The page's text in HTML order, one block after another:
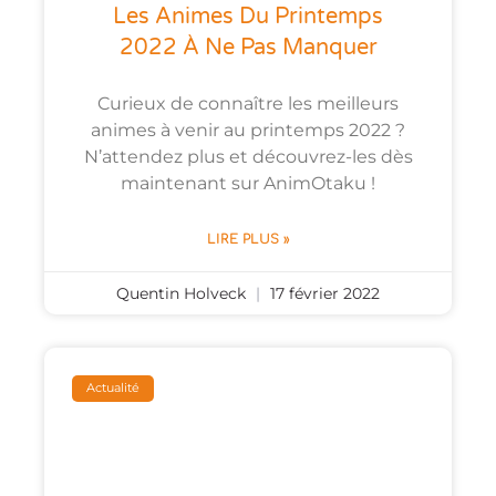
Les Animes Du Printemps
2022 À Ne Pas Manquer
Curieux de connaître les meilleurs
animes à venir au printemps 2022 ?
N’attendez plus et découvrez-les dès
maintenant sur AnimOtaku !
LIRE PLUS »
Quentin Holveck 17 février 2022
Actualité